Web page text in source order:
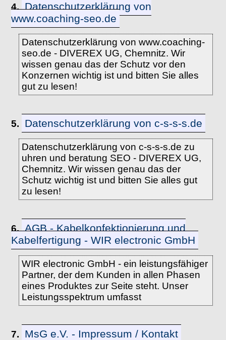
4. Datenschutzerklärung von
www.coaching-seo.de
Datenschutzerklärung von www.coaching-
seo.de - DIVEREX UG, Chemnitz. Wir
wissen genau das der Schutz vor den
Konzernen wichtig ist und bitten Sie alles
gut zu lesen!
5. Datenschutzerklärung von c-s-s-s.de
Datenschutzerklärung von c-s-s-s.de zu
uhren und beratung SEO - DIVEREX UG,
Chemnitz. Wir wissen genau das der
Schutz wichtig ist und bitten Sie alles gut
zu lesen!
6. AGB - Kabelkonfektionierung und
Kabelfertigung - WIR electronic GmbH
WIR electronic GmbH - ein leistungsfähiger
Partner, der dem Kunden in allen Phasen
eines Produktes zur Seite steht. Unser
Leistungsspektrum umfasst
7. MsG e.V. - Impressum / Kontakt